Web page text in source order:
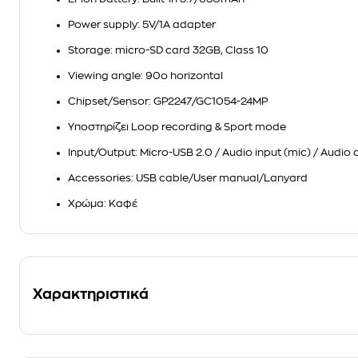
Power supply: 5V/1A adapter
Storage: micro-SD card 32GB, Class 10
Viewing angle: 90o horizontal
Chipset/Sensor: GP2247/GC1054-24MP
Υποστηρίζει Loop recording & Sport mode
Input/Output: Micro-USB 2.0 / Audio input (mic) / Audio
Accessories: USB cable/User manual/Lanyard
Χρώμα: Καφέ
Χαρακτηριστικά